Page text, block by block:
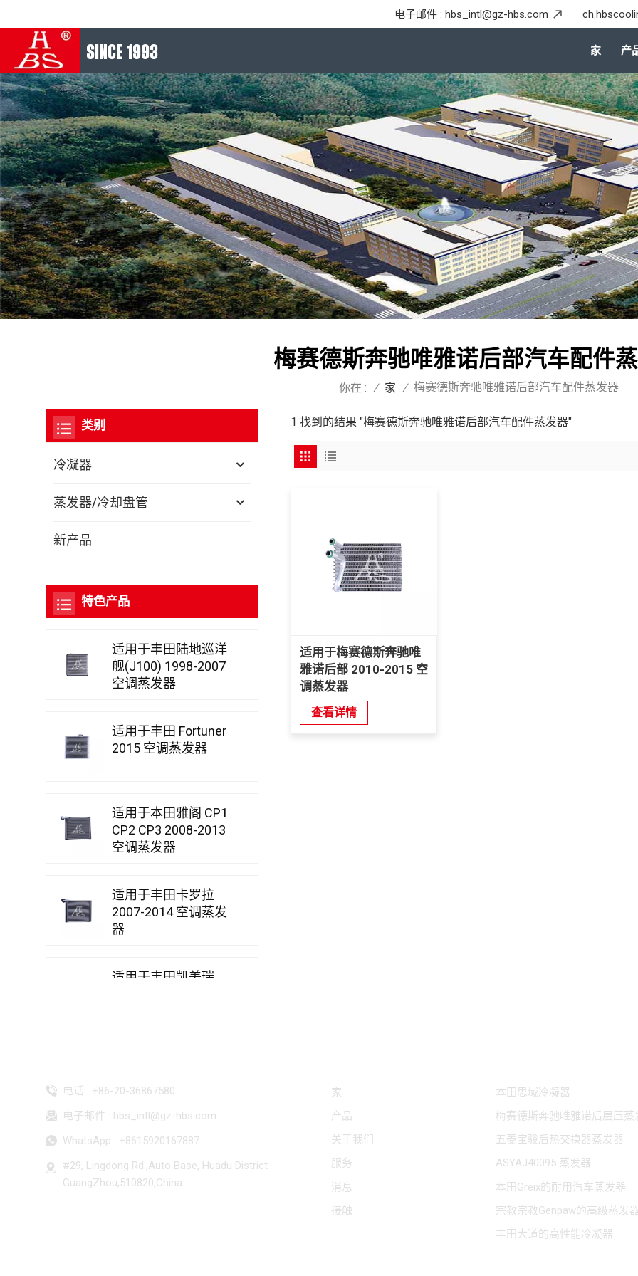
电子邮件 :hbs_intl@gz-hbs.com
SINCE 1993 家 产
梅赛德斯奔驰唯雅诺后部汽车配件
你在 : / 家 / 梅赛德斯奔驰唯雅诺后部汽车配件蒸发器
1 找到的结果 "梅赛德斯奔驰唯雅诺后部汽车配件蒸发器"
适用于梅赛德斯奔驰唯
雅诺后部 2010-2015 空
调蒸发器
查看详情
类别
冷凝器
蒸发器/冷却盘管
新产品
特色产品
适用于丰田陆地巡洋
舰(J100) 1998-2007
空调蒸发器
适用于丰田 Fortuner
2015 空调蒸发器
适用于本田雅阁 CP1
CP2 CP3 2008-2013
空调蒸发器
适用于丰田卡罗拉
2007-2014 空调蒸发
器
适用于丰田凯美瑞
器
适用于本田 Greiz
电话 : +86-20-36867580
电子邮件 : hbs_intl@gz-hbs.com
WhatsApp : +8615920167887
#29, Lingdong Rd.,Auto Base, Huadu District
GuangZhou,510820,China
家
产品
关于我们
服务
消息
接触
本田思域冷凝器
梅赛德斯奔驰唯雅诺后层压蒸
五菱宝骏后热交换器蒸发器
ASYAJ40095 蒸发器
本田Greix的耐用汽车蒸发器
宗教宗教Genpaw的高级蒸发
丰田大道的高性能冷凝器